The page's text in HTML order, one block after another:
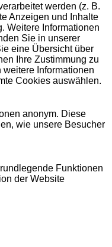
werden (z. B.
Anzeigen und Inhalte
Weitere Informationen
Sie in unserer
eine Übersicht über
Ihre Zustimmung zu
Informationen
Cookies auswählen.
anonym. Diese
wie unsere Besucher
Funktionen
der Website